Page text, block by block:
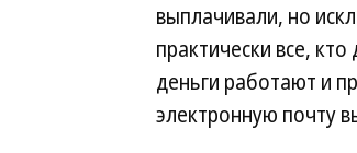
выплачивали, но
практически все,
деньги работают и
электронную почту